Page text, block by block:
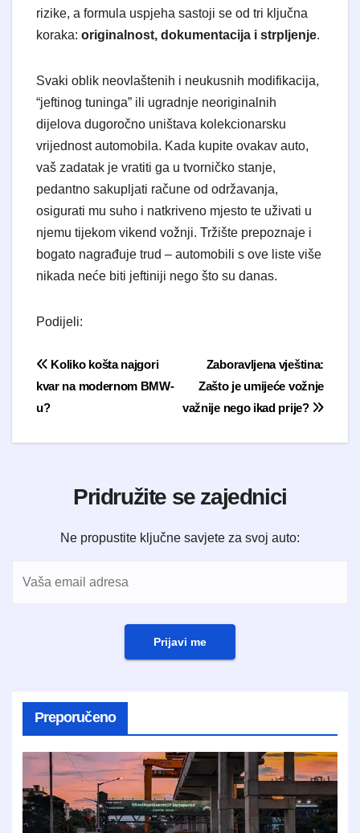
rizike, a formula uspjeha sastoji se od tri ključna
koraka: originalnost, dokumentacija i strpljenje.
Svaki oblik neovlaštenih i neukusnih modifikacija,
“jeftinog tuninga” ili ugradnje neoriginalnih
dijelova dugoročno uništava kolekcionarsku
vrijednost automobila. Kada kupite ovakav auto,
vaš zadatak je vratiti ga u tvorničko stanje,
pedantno sakupljati račune od održavanja,
osigurati mu suho i natkriveno mjesto te uživati u
njemu tijekom vikend vožnji. Tržište prepoznaje i
bogato nagrađuje trud – automobili s ove liste više
nikada neće biti jeftiniji nego što su danas.
Podijeli:
Navigacija objavaZaboravljena vještina:
Zašto je umijeće vožnje
važnije nego ikad prije?
Koliko košta najgori
kvar na modernom BMW-
u?
Pridružite se zajednici
Ne propustite ključne savjete za svoj auto:
Prijavi me
Preporučeno